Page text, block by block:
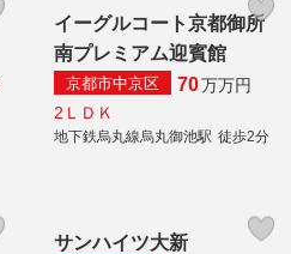
イーグルコート京都御所
南プレミアム迎賓館
京都市中京区 70万万円
2ＬＤＫ
地下鉄烏丸線烏丸御池駅 徒歩2分
サンハイツ大新